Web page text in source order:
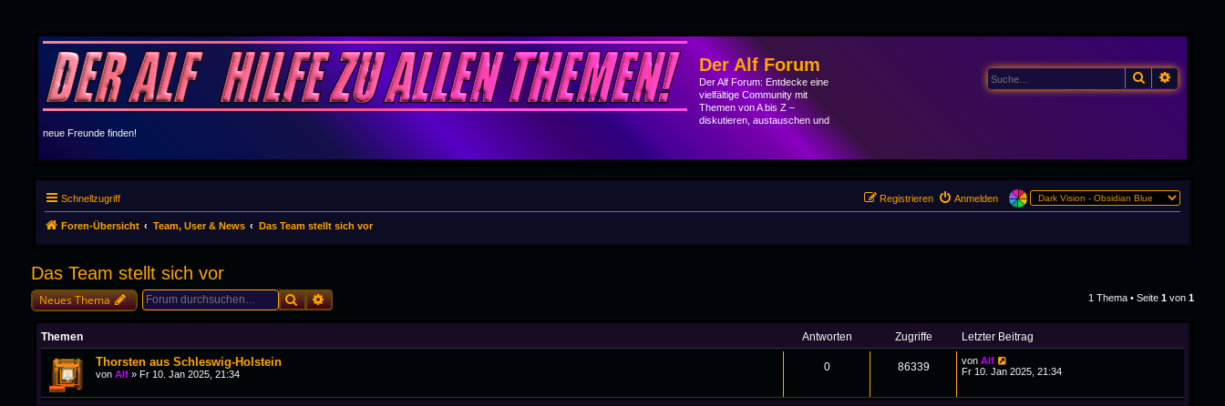
Der Alf Forum
Der Alf Forum: Entdecke eine
vielfältige Community mit
Themen von A bis Z –
diskutieren, austauschen und
neue Freunde finden!
Suche
Schnellzugriff Anmelden
Registrieren
Foren-Übersicht Team, User & News Das Team stellt sich vor
Das Team stellt sich vor
Neues Thema SucheErweiterte Suche 1 Thema • Seite1 von1
Themen Antworten Zugriffe Letzter Beitrag
Thorsten aus Schleswig-Holstein
von Alf» Fr 10. Jan 2025, 21:34
0 86339 vonAlf
Fr 10. Jan 2025, 21:34